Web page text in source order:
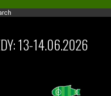
13-14.06.2026